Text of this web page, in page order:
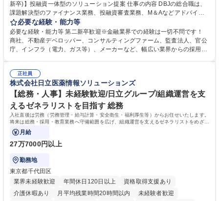
新卒)】投融資一体型のソリューション提案 仕事の内容 DBJの総合職は、
課題解決型のファイナンス業務、投融資審査業務、M＆Aなどアドバイザ
リー業務、地域戦略企画業務など、多様な業務に精通し、複数の専門性を
掛け合わせて広く社会に貢献していく職種です。 入社後は、横断的なロー
テーションを経て適性や専門性に応じたキャリアを形成していただきま
す。総合職として入社いただき、下記いずれかの部門でご活躍いただきま
ート・ナレッジ業務 ※それぞれの業務内容に関しては、別途その他労働条
件備考欄に記載 募集職種 【総合職/ポテンシャル採用(第2新卒)】投融資一
体型のソリューション提案
必要な経験・能力等
必要な経験・能力等 第二新卒歓迎※金融業界での経験は一切不問です！
商社、不動産デベロッパー、コンサルティングファーム、監査法人、官公
庁、インフラ（電力、ガス等）、メーカーなど、幅広い業界からの採用実
く高い志を併せもった人材を求めています。ポテンシャル採用（第2新
卒）では、金融業界での経験や知識を問いません。新たな時代を見据え
て、複雑化する社会課題の解決に向けて先鞭をつける役割を担いたい、と
いう気概をお持ちの方を心待ちにしています。 学歴・資格 学歴：大学院
大学 語学力： 資格：
正社員
株式会社日立医薬情報ソリューションズ
【総務・人事】未経験歓迎/日立グループ/組織運営を支
えるゼネラリストを目指す 総務
入社直後は労務（労務管理・給与計算・安全衛生・福利厚生等）からお任せいたします。
将来は総務・採用・教育業務へ守備範囲を広げ、組織運営を支えるゼネラリストをめざせ
ます。
月給
27万7000円以上
勤務地
東京都千代田区
業界未経験歓迎
年間休日120日以上
資格取得支援あり
介護休暇あり
月平均残業時間20時間以内
未経験者歓迎